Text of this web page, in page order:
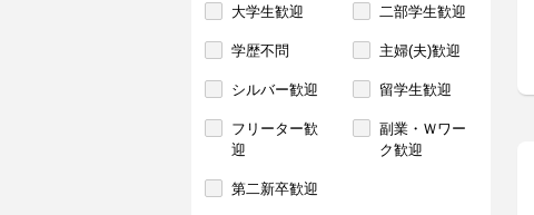
大学生歓迎 二部学生歓迎
学歴不問 主婦(夫)歓迎
シルバー歓迎 留学生歓迎
フリーター歓
迎
副業・Ｗワー
ク歓迎
第二新卒歓迎